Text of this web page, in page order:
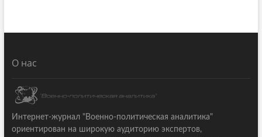
О нас
Интернет-журнал "Военно-политическая аналитика"
ориентирован на широкую аудиторию экспертов,